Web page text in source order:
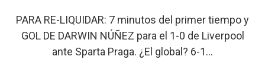
PARA RE-LIQUIDAR: 7 minutos del primer tiempo y
GOL DE DARWIN NÚÑEZ para el 1-0 de Liverpool
ante Sparta Praga. ¿El global? 6-1...